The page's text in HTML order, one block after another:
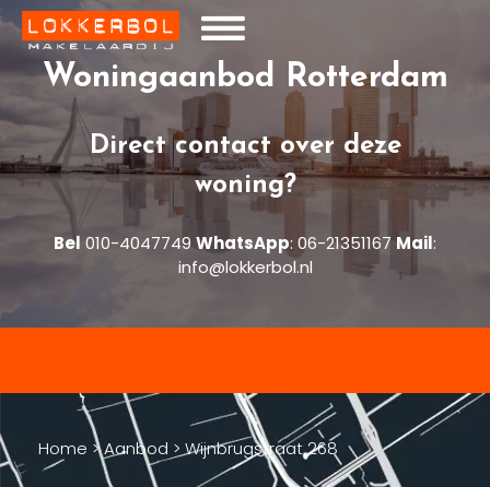
Woningaanbod Rotterdam
Direct contact over deze
woning?
Bel 010-4047749 WhatsApp: 06-21351167 Mail:
info@lokkerbol.nl
Home >Aanbod >Wijnbrugstraat 268